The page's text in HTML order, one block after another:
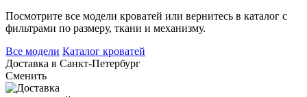
Посмотрите все модели кроватей или вернитесь в каталог с
фильтрами по размеру, ткани и механизму.
Все модели Каталог кроватей
Доставка в Санкт-Петербург
Сменить